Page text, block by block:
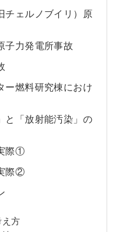
ェルノブイリ）原
力発電所事故
燃料研究棟におけ
「放射能汚染」の
際①
際②
方